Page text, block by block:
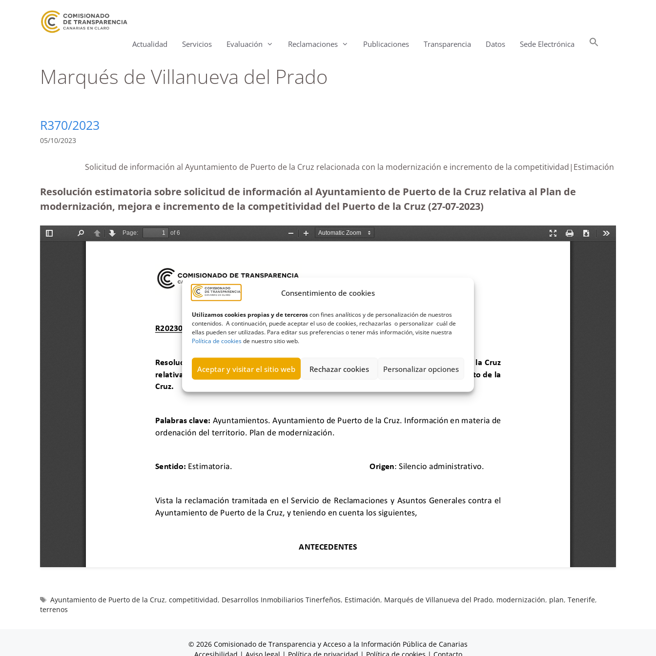
Consentimiento de cookies
Utilizamos cookies propias y de terceroscon fines analíticos y de personalización de nuestros
contenidos. A continuación, puede aceptar el uso de cookies, rechazarlas o personalizar cuál de
ellas pueden ser utilizadas. Para editar sus preferencias o tener más información, visite nuestra
Política de cookiesde nuestro sitio web.
Aceptar y visitar el sitio web Rechazar cookies Personalizar opciones
Actualidad Servicios Evaluación Reclamaciones Publicaciones Transparencia Datos Sede Electrónica
Marqués de Villanueva del Prado
R370/2023
05/10/2023
Solicitud de información al Ayuntamiento de Puerto de la Cruz relacionada con la modernización e incremento de la competitividad|Estimación
Resolución estimatoria sobre solicitud de información al Ayuntamiento de Puerto de la Cruz relativa al Plan de
modernización, mejora e incremento de la competitividad del Puerto de la Cruz (27-07-2023)
Ayuntamiento de Puerto de la Cruz,competitividad, Desarrollos Inmobiliarios Tinerfeños, Estimación, Marqués de Villanueva del Prado, modernización, plan,Tenerife,
terrenos
© 2026 Comisionado de Transparencia y Acceso a la Información Pública de Canarias